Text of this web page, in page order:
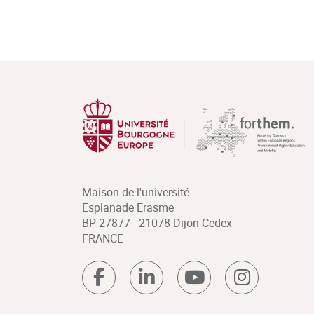
Maison de l'université
Esplanade Erasme
BP 27877 - 21078 Dijon Cedex
FRANCE